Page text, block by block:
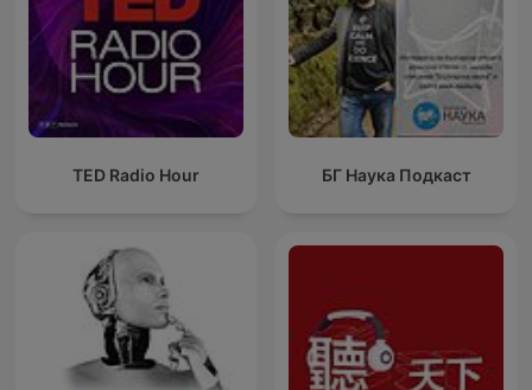
TED Radio Hour БГ Наука Подкаст